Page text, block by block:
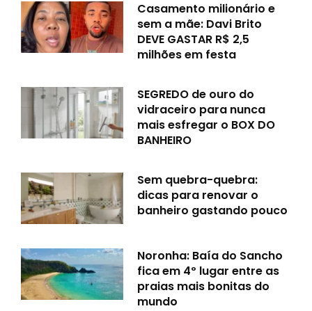
Casamento milionário e
sem a mãe: Davi Brito
DEVE GASTAR R$ 2,5
milhões em festa
SEGREDO de ouro do
vidraceiro para nunca
mais esfregar o BOX DO
BANHEIRO
Sem quebra-quebra:
dicas para renovar o
banheiro gastando pouco
Noronha: Baía do Sancho
fica em 4º lugar entre as
praias mais bonitas do
mundo